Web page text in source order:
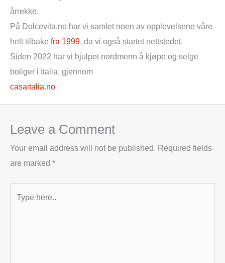
årrekke.
På Dolcevita.no har vi samlet noen av opplevelsene våre
helt tilbake fra 1999, da vi også startet nettstedet.
Siden 2022 har vi hjulpet nordmenn å kjøpe og selge
boliger i Italia, gjennom
casaitalia.no
Leave a Comment
Your email address will not be published. Required fields
are marked *